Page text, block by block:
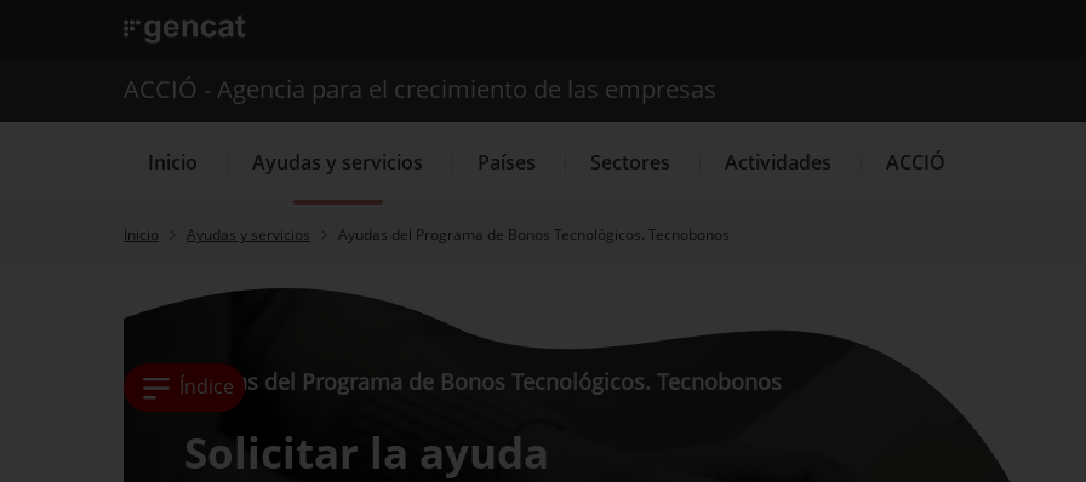
. Abrir en una nueva ventana.
Buscador
ACCIÓ - Agencia para el crecimiento de las empresas
Inicio Ayudas y servicios Países Sectores Actividades ACCIÓ
Inicio Ayudas y servicios Ayudas del Programa de Bonos Tecnológicos. Tecnobonos
Índice
Ayudas del Programa de Bonos Tecnológicos. Tecnobonos
Solicitar la ayuda